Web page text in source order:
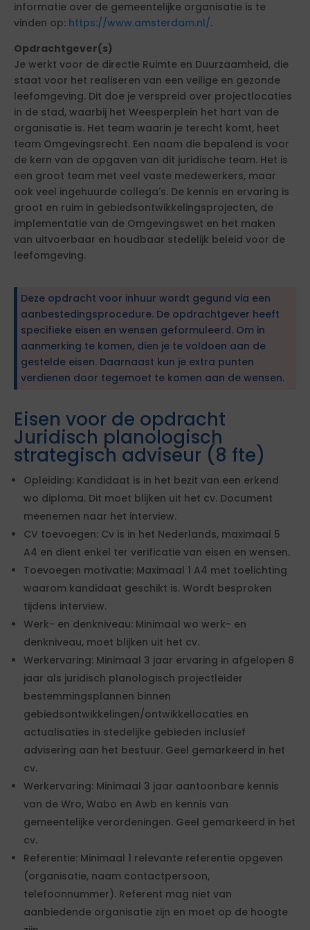
informatie over de gemeentelijke organisatie is te
vinden op: https://www.amsterdam.nl/.
Opdrachtgever(s)
Je werkt voor de directie Ruimte en Duurzaamheid, die
staat voor het realiseren van een veilige en gezonde
leefomgeving. Dit doe je verspreid over projectlocaties
in de stad, waarbij het Weesperplein het hart van de
organisatie is. Het team waarin je terecht komt, heet
team Omgevingsrecht. Een naam die bepalend is voor
de kern van de opgaven van dit juridische team. Het is
een groot team met veel vaste medewerkers, maar
ook veel ingehuurde collega's. De kennis en ervaring is
groot en ruim in gebiedsontwikkelingsprojecten, de
implementatie van de Omgevingswet en het maken
van uitvoerbaar en houdbaar stedelijk beleid voor de
leefomgeving.
Deze opdracht voor inhuur wordt gegund via een
aanbestedingsprocedure. De opdrachtgever heeft
specifieke eisen en wensen geformuleerd. Om in
aanmerking te komen, dien je te voldoen aan de
gestelde eisen. Daarnaast kun je extra punten
verdienen door tegemoet te komen aan de wensen.
Eisen voor de opdracht
Juridisch planologisch
strategisch adviseur (8 fte)
Opleiding: Kandidaat is in het bezit van een erkend
wo diploma. Dit moet blijken uit het cv. Document
meenemen naar het interview.
CV toevoegen: Cv is in het Nederlands, maximaal 5
A4 en dient enkel ter verificatie van eisen en wensen.
Toevoegen motivatie: Maximaal 1 A4 met toelichting
waarom kandidaat geschikt is. Wordt besproken
tijdens interview.
Werk- en denkniveau: Minimaal wo werk- en
denkniveau, moet blijken uit het cv.
Werkervaring: Minimaal 3 jaar ervaring in afgelopen 8
jaar als juridisch planologisch projectleider
bestemmingsplannen binnen
gebiedsontwikkelingen/ontwikkellocaties en
actualisaties in stedelijke gebieden inclusief
advisering aan het bestuur. Geel gemarkeerd in het
cv.
Werkervaring: Minimaal 3 jaar aantoonbare kennis
van de Wro, Wabo en Awb en kennis van
gemeentelijke verordeningen. Geel gemarkeerd in het
cv.
Referentie: Minimaal 1 relevante referentie opgeven
(organisatie, naam contactpersoon,
telefoonnummer). Referent mag niet van
aanbiedende organisatie zijn en moet op de hoogte